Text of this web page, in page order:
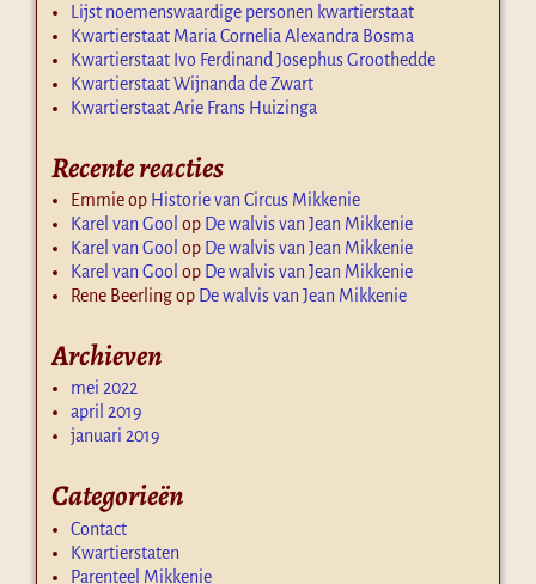
Lijst noemenswaardige personen kwartierstaat
Kwartierstaat Maria Cornelia Alexandra Bosma
Kwartierstaat Ivo Ferdinand Josephus Groothedde
Kwartierstaat Wijnanda de Zwart
Kwartierstaat Arie Frans Huizinga
Recente reacties
Emmieop Historie van Circus Mikkenie
Karel van Gool op De walvis van Jean Mikkenie
Karel van Gool op De walvis van Jean Mikkenie
Karel van Gool op De walvis van Jean Mikkenie
Rene Beerlingop De walvis van Jean Mikkenie
Archieven
mei 2022
april 2019
januari 2019
Categorieën
Contact
Kwartierstaten
Parenteel Mikkenie